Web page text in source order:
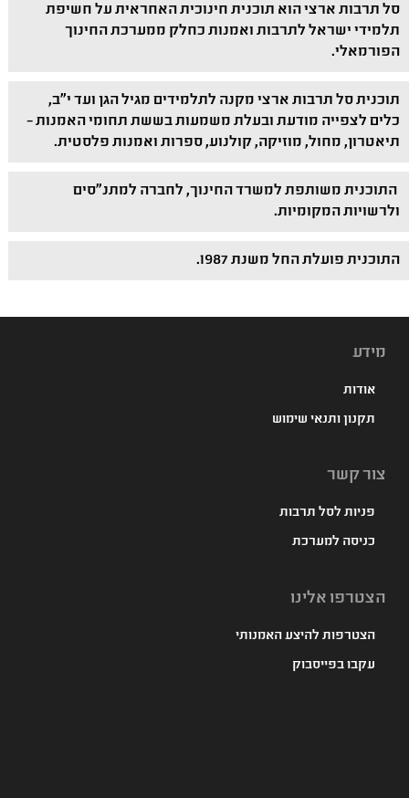
סל תרבות ארצי הוא תוכנית חינוכית האחראית על חשיפת
תלמידי ישראל לתרבות ואמנות כחלק ממערכת החינוך
הפורמאלי.
תוכנית סל תרבות ארצי מקנה לתלמידים מגיל הגן ועד י"ב,
כלים לצפייה מודעת ובעלת משמעות בששת תחומי האמנות –
תיאטרון, מחול, מוזיקה, קולנוע, ספרות ואמנות פלסטית.
התוכנית משותפת למשרד החינוך, לחברה למתנ"סים
ולרשויות המקומיות.
התוכנית פועלת החל משנת 1987.
מידע
אודות
תקנון ותנאי שימוש
צור קשר
פניות לסל תרבות
כניסה למערכת
הצטרפו אלינו
הצטרפות להיצע האמנותי
עקבו בפייסבוק